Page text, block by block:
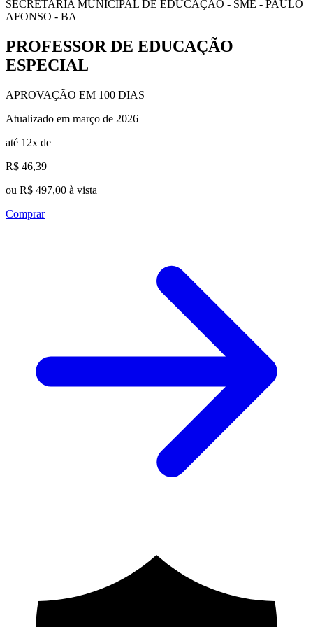
SECRETARIA MUNICIPAL DE EDUCAÇÃO - SME - PAULO
AFONSO - BA
PROFESSOR DE EDUCAÇÃO
ESPECIAL
APROVAÇÃO EM 100 DIAS
Atualizado em março de 2026
até 12x de
R$ 46,39
ou R$ 497,00 à vista
Comprar